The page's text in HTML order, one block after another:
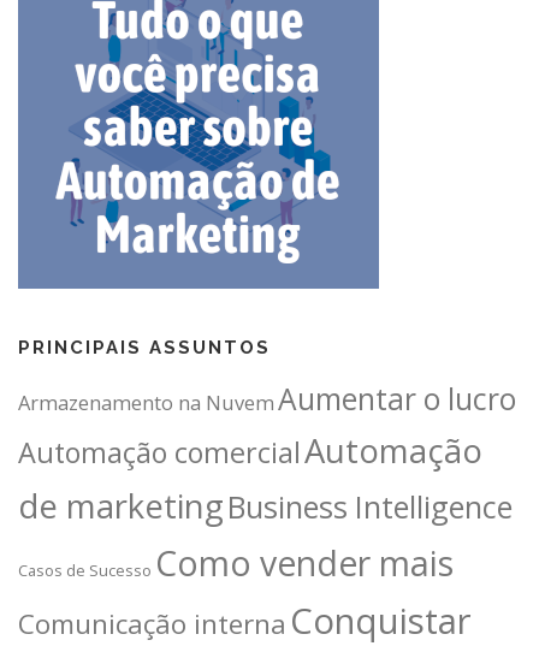
PRINCIPAIS ASSUNTOS
Armazenamento na NuvemAumentar o lucro
Automação comercialAutomação
de marketingBusiness Intelligence
Casos de Sucesso Como vender mais
Comunicação interna Conquistar